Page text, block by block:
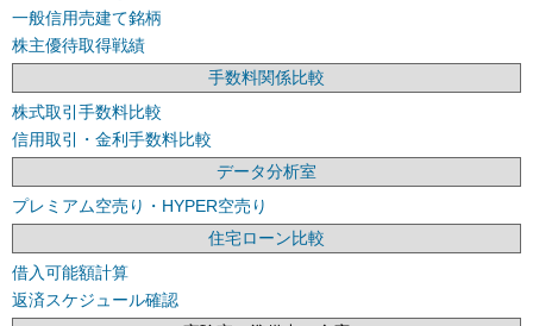
一般信用売建て銘柄
株主優待取得戦績
手数料関係比較
株式取引手数料比較
信用取引・金利手数料比較
データ分析室
プレミアム空売り・HYPER空売り
住宅ローン比較
借入可能額計算
返済スケジュール確認